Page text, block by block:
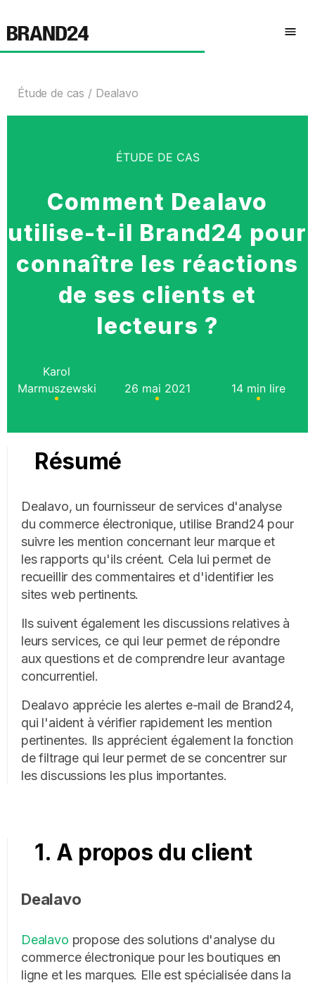
Étude de cas Dealavo
ÉTUDE DE CAS
Comment Dealavo
utilise-t-il Brand24 pour
connaître les réactions
de ses clients et
lecteurs ?
Karol
Marmuszewski
26 mai 2021 14 min lire
Résumé
Dealavo, un fournisseur de services d'analyse
du commerce électronique, utilise Brand24 pour
suivre les mention concernant leur marque et
les rapports qu'ils créent. Cela lui permet de
recueillir des commentaires et d'identifier les
sites web pertinents.
Ils suivent également les discussions relatives à
leurs services, ce qui leur permet de répondre
aux questions et de comprendre leur avantage
concurrentiel.
Dealavo apprécie les alertes e-mail de Brand24,
qui l'aident à vérifier rapidement les mention
pertinentes. Ils apprécient également la fonction
de filtrage qui leur permet de se concentrer sur
les discussions les plus importantes.
1. A propos du client
Dealavo
Dealavo propose des solutions d'analyse du
commerce électronique pour les boutiques en
ligne et les marques. Elle est spécialisée dans la